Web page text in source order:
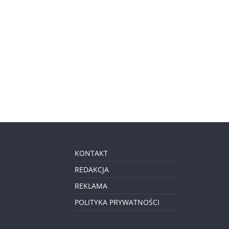
KONTAKT
REDAKCJA
REKLAMA
POLITYKA PRYWATNOŚCI